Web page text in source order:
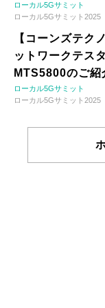
ローカル5Gサミット
ローカル5Gサミット2025
【コーンズテ
ットワークテス
MTS5800のご紹
ローカル5Gサミット
ローカル5Gサミット2025